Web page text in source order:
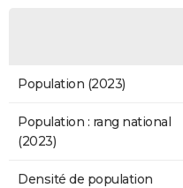
Population (2023)
Population : rang national
(2023)
Densité de population